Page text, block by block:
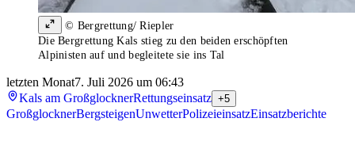
© Bergrettung/ Riepler
Die Bergrettung Kals stieg zu den beiden erschöpften
Alpinisten auf und begleitete sie ins Tal
letzten Monat7. Juli 2026 um 06:43
Kals am GroßglocknerRettungseinsatz +5
GroßglocknerBergsteigenUnwetterPolizeieinsatzEinsatzberichte